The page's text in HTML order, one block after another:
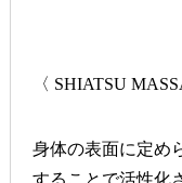
〈 SHIATSU
身体の表面に定め
することで活性化